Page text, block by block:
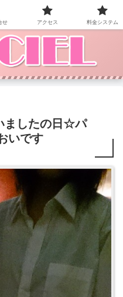
ちしています。
ましたの日☆パ
いです
せ アクセス 料金システム